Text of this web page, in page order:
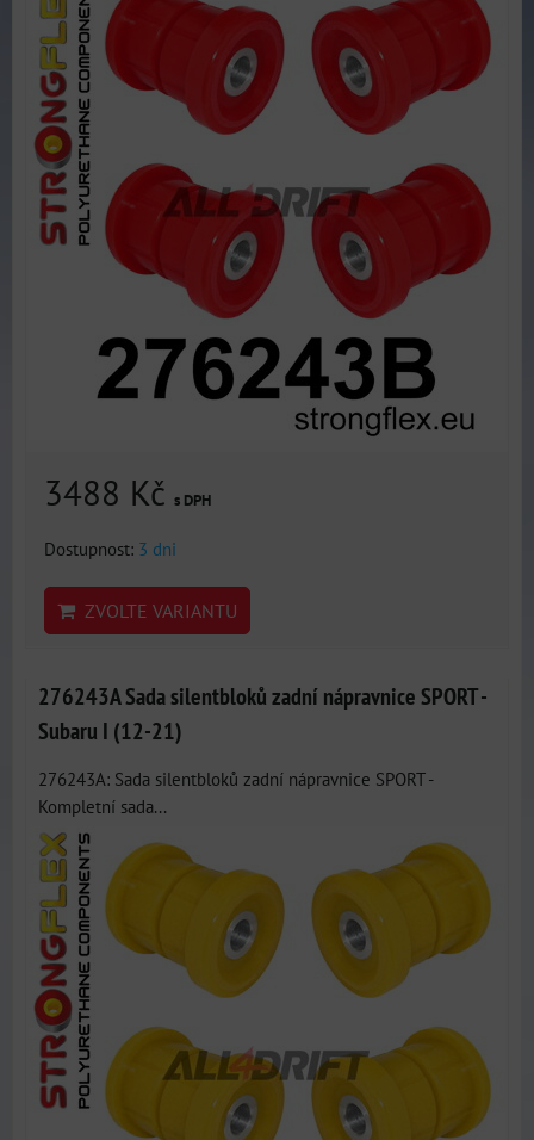
3488 Kč s DPH
Dostupnost: 3 dni
ZVOLTE VARIANTU
276243A Sada silentbloků zadní nápravnice SPORT -
Subaru I (12-21)
276243A: Sada silentbloků zadní nápravnice SPORT -
Kompletní sada...